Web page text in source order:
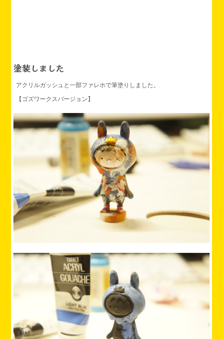
塗装しました
アクリルガッシュと一部ファレホで筆塗りしました。
【ゴズワークスバージョン】